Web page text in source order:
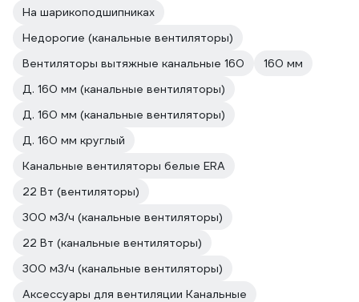
На шарикоподшипниках
Недорогие (канальные вентиляторы)
Вентиляторы вытяжные канальные 160
160 мм
Д. 160 мм (канальные вентиляторы)
Д. 160 мм (канальные вентиляторы)
Д. 160 мм круглый
Канальные вентиляторы белые ERA
22 Вт (вентиляторы)
300 м3/ч (канальные вентиляторы)
22 Вт (канальные вентиляторы)
300 м3/ч (канальные вентиляторы)
Аксессуары для вентиляции Канальные